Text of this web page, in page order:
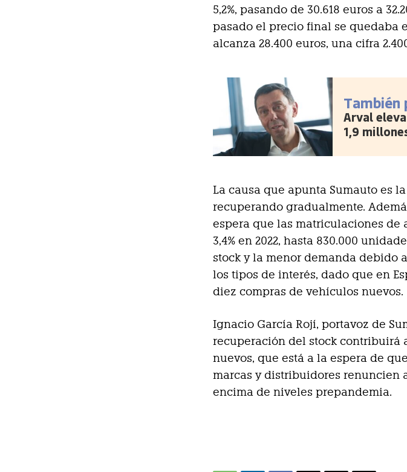
5,2%, pasando de 30.618 euros a
pasado el precio final se quedaba
alcanza 28.400 euros, una cifra
También
Arval
1,9
La causa que apunta Sumauto es
recuperando gradualmente.
espera que las matriculaciones de
3,4% en 2022, hasta 830.000
stock y la menor demanda debido
los tipos de interés, dado que en
diez compras de vehículos nuevos.
Ignacio García Rojí, portavoz de
recuperación del stock contribuirá
nuevos, que está a la espera de
marcas y distribuidores renuncien
encima de niveles prepandemia.